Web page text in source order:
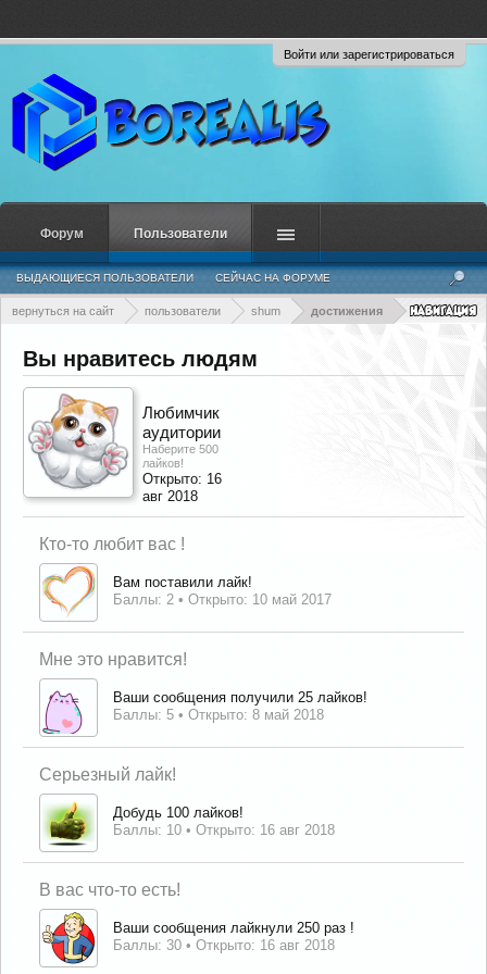
Войти или зарегистрироваться
вернуться на сайт пользователи shum достижения
Вы нравитесь людям
Любимчик
аудитории
Наберите 500
лайков!
Открыто: 16
авг 2018
Кто-то любит вас !
Вам поставили лайк!
Баллы: 2
Открыто: 10 май 2017
Мне это нравится!
Ваши сообщения получили 25 лайков!
Баллы: 5
Открыто: 8 май 2018
Серьезный лайк!
Добудь 100 лайков!
Баллы: 10
Открыто: 16 авг 2018
В вас что-то есть!
Ваши сообщения лайкнули 250 раз !
Баллы: 30
Открыто: 16 авг 2018
Форум Пользователи
ВЫДАЮЩИЕСЯ ПОЛЬЗОВАТЕЛИ СЕЙЧАС НА ФОРУМЕ
НЕДАВНЯЯ АКТИВНОСТЬ НОВЫЕ СООБЩЕНИЯ ПРОФИЛЯ